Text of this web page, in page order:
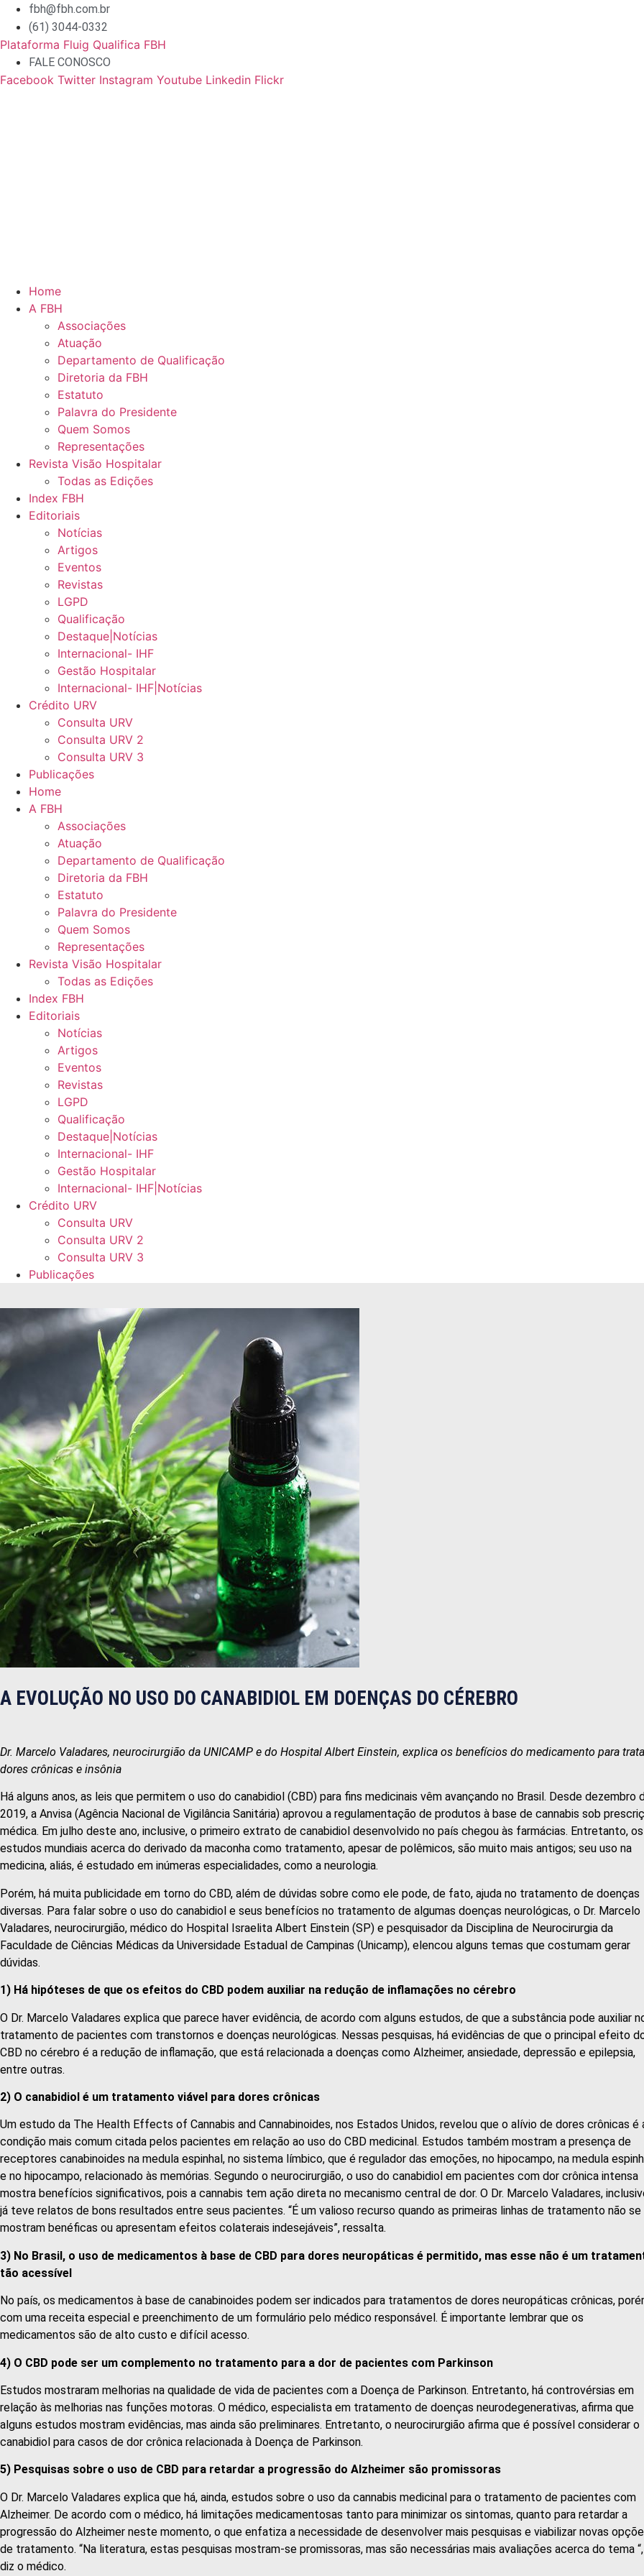
para
o
conteúdo
fbh@fbh.com.br
(61) 3044-0332
Plataforma Fluig Qualifica FBH
FALE CONOSCO
Facebook Twitter Instagram Youtube Linkedin Flickr
Home
A FBH
Associações
Atuação
Departamento de Qualificação
Diretoria da FBH
Estatuto
Palavra do Presidente
Quem Somos
Representações
Revista Visão Hospitalar
Todas as Edições
Index FBH
Editoriais
Notícias
Artigos
Eventos
Revistas
LGPD
Qualificação
Destaque|Notícias
Internacional- IHF
Gestão Hospitalar
Internacional- IHF|Notícias
Crédito URV
Consulta URV
Consulta URV 2
Consulta URV 3
Publicações
Home
A FBH
Associações
Atuação
Departamento de Qualificação
Diretoria da FBH
Estatuto
Palavra do Presidente
Quem Somos
Representações
Revista Visão Hospitalar
Todas as Edições
Index FBH
Editoriais
Notícias
Artigos
Eventos
Revistas
LGPD
Qualificação
Destaque|Notícias
Internacional- IHF
Gestão Hospitalar
Internacional- IHF|Notícias
Crédito URV
Consulta URV
Consulta URV 2
Consulta URV 3
Publicações
A EVOLUÇÃO NO USO DO CANABIDIOL EM DOENÇAS DO CÉREBRO
Dr. Marcelo Valadares, neurocirurgião da UNICAMP e do Hospital Albert Einstein, explica os benefícios do medicamento para
dores crônicas e insônia
Há alguns anos, as leis que permitem o uso do canabidiol (CBD) para fins medicinais vêm avançando no Brasil. Desde dezembro
2019, a Anvisa (Agência Nacional de Vigilância Sanitária) aprovou a regulamentação de produtos à base de cannabis sob
médica. Em julho deste ano, inclusive, o primeiro extrato de canabidiol desenvolvido no país chegou às farmácias. Entretanto, os
estudos mundiais acerca do derivado da maconha como tratamento, apesar de polêmicos, são muito mais antigos; seu uso na
medicina, aliás, é estudado em inúmeras especialidades, como a neurologia.
Porém, há muita publicidade em torno do CBD, além de dúvidas sobre como ele pode, de fato, ajuda no tratamento de doenças
diversas. Para falar sobre o uso do canabidiol e seus benefícios no tratamento de algumas doenças neurológicas, o Dr. Marcelo
Valadares, neurocirurgião, médico do Hospital Israelita Albert Einstein (SP) e pesquisador da Disciplina de Neurocirurgia da
Faculdade de Ciências Médicas da Universidade Estadual de Campinas (Unicamp), elencou alguns temas que costumam gerar
dúvidas.
1) Há hipóteses de que os efeitos do CBD podem auxiliar na redução de inflamações no cérebro
O Dr. Marcelo Valadares explica que parece haver evidência, de acordo com alguns estudos, de que a substância pode auxiliar
tratamento de pacientes com transtornos e doenças neurológicas. Nessas pesquisas, há evidências de que o principal efeito
CBD no cérebro é a redução de inflamação, que está relacionada a doenças como Alzheimer, ansiedade, depressão e epilepsia,
entre outras.
2) O canabidiol é um tratamento viável para dores crônicas
Um estudo da The Health Effects of Cannabis and Cannabinoides, nos Estados Unidos, revelou que o alívio de dores crônicas é
condição mais comum citada pelos pacientes em relação ao uso do CBD medicinal. Estudos também mostram a presença de
receptores canabinoides na medula espinhal, no sistema límbico, que é regulador das emoções, no hipocampo, na medula
e no hipocampo, relacionado às memórias. Segundo o neurocirurgião, o uso do canabidiol em pacientes com dor crônica intensa
mostra benefícios significativos, pois a cannabis tem ação direta no mecanismo central de dor. O Dr. Marcelo Valadares,
já teve relatos de bons resultados entre seus pacientes. “É um valioso recurso quando as primeiras linhas de tratamento não se
mostram benéficas ou apresentam efeitos colaterais indesejáveis”, ressalta.
3) No Brasil, o uso de medicamentos à base de CBD para dores neuropáticas é permitido, mas esse não é um
tão acessível
No país, os medicamentos à base de canabinoides podem ser indicados para tratamentos de dores neuropáticas crônicas,
com uma receita especial e preenchimento de um formulário pelo médico responsável. É importante lembrar que os
medicamentos são de alto custo e difícil acesso.
4) O CBD pode ser um complemento no tratamento para a dor de pacientes com Parkinson
Estudos mostraram melhorias na qualidade de vida de pacientes com a Doença de Parkinson. Entretanto, há controvérsias em
relação às melhorias nas funções motoras. O médico, especialista em tratamento de doenças neurodegenerativas, afirma que
alguns estudos mostram evidências, mas ainda são preliminares. Entretanto, o neurocirurgião afirma que é possível considerar o
canabidiol para casos de dor crônica relacionada à Doença de Parkinson.
5) Pesquisas sobre o uso de CBD para retardar a progressão do Alzheimer são promissoras
O Dr. Marcelo Valadares explica que há, ainda, estudos sobre o uso da cannabis medicinal para o tratamento de pacientes com
Alzheimer. De acordo com o médico, há limitações medicamentosas tanto para minimizar os sintomas, quanto para retardar a
progressão do Alzheimer neste momento, o que enfatiza a necessidade de desenvolver mais pesquisas e viabilizar novas
de tratamento. “Na literatura, estas pesquisas mostram-se promissoras, mas são necessárias mais avaliações acerca do tema “,
diz o médico.